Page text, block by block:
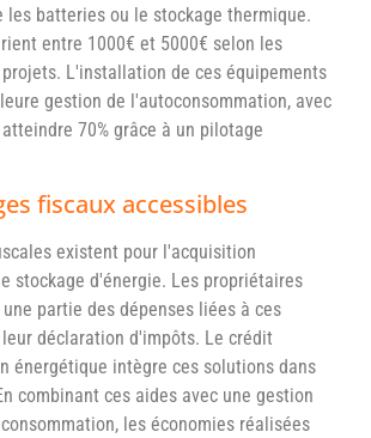
les batteries ou le stockage thermique.
entre 1000€ et 5000€ selon les
L'installation de ces équipements
gestion de l'autoconsommation, avec
70% grâce à un pilotage
fiscaux accessibles
existent pour l'acquisition
stockage d'énergie. Les propriétaires
partie des dépenses liées à ces
déclaration d'impôts. Le crédit
énergétique intègre ces solutions dans
combinant ces aides avec une gestion
les économies réalisées